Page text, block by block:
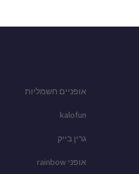
אופניים חשמליות
kalofun
גרין בייק
אופני rainbow